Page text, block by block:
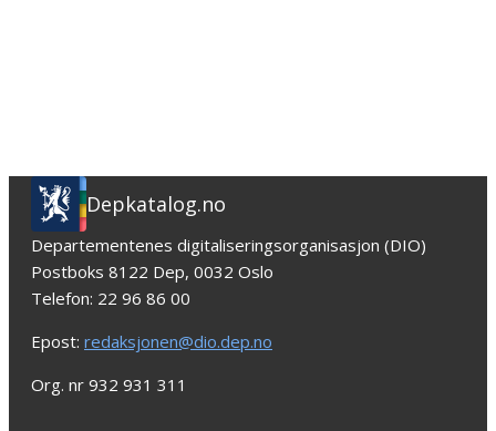
Depkatalog.no
Departementenes digitaliseringsorganisasjon (DIO)
Postboks 8122 Dep, 0032 Oslo
Telefon: 22 96 86 00
Epost: redaksjonen@dio.dep.no
Org. nr 932 931 311